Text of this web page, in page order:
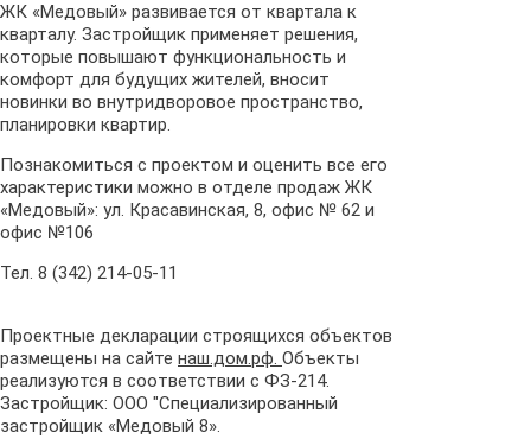
ЖК «Медовый» развивается от квартала к
кварталу. Застройщик применяет решения,
которые повышают функциональность и
комфорт для будущих жителей, вносит
новинки во внутридворовое пространство,
планировки квартир.
Познакомиться с проектом и оценить все его
характеристики можно в отделе продаж ЖК
«Медовый»: ул. Красавинская, 8, офис № 62 и
офис №106
Тел. 8 (342) 214-05-11
Проектные декларации строящихся объектов
размещены на сайте наш.дом.рф. Объекты
реализуются в соответствии с ФЗ-214.
Застройщик: ООО "Специализированный
застройщик «Медовый 8».